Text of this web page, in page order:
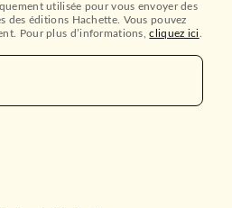
utilisée pour vous envoyer des
des éditions Hachette. Vous pouvez
Pour plus d’informations,cliquez ici